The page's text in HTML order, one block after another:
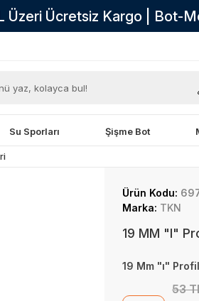
Üzeri Ücretsiz Kargo | Bot-
Su Sporları Şişme Bot
Ürün Kodu:
Marka: TKN
19 MM "I"
19 Mm "ı"
53